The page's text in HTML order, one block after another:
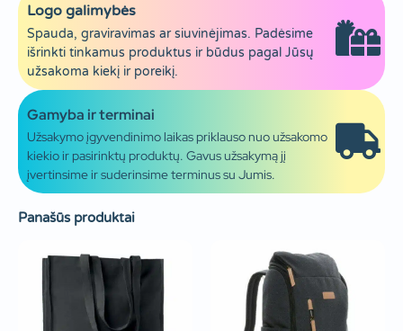
Logo galimybės
Spauda, graviravimas ar siuvinėjimas. Padėsime
išrinkti tinkamus produktus ir būdus pagal Jūsų
užsakoma kiekį ir poreikį.
Gamyba ir terminai
Užsakymo įgyvendinimo laikas priklauso nuo užsakomo
kiekio ir pasirinktų produktų. Gavus užsakymą jį
įvertinsime ir suderinsime terminus su Jumis.
Panašūs produktai